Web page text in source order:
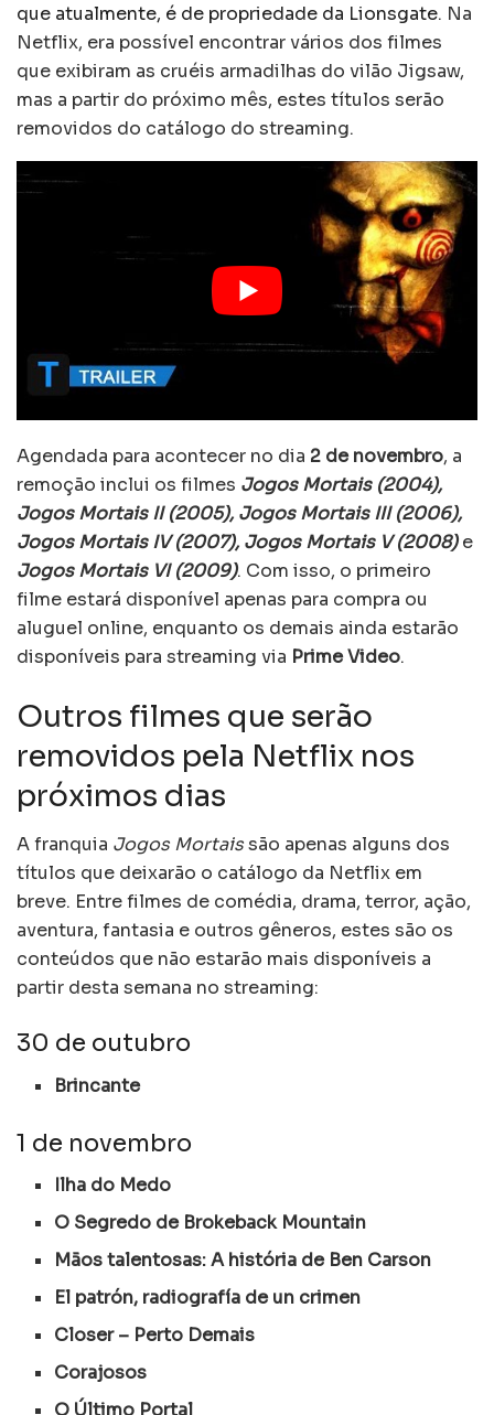
que atualmente, é de propriedade da Lionsgate. Na
Netflix, era possível encontrar vários dos filmes
que exibiram as cruéis armadilhas do vilão Jigsaw,
mas a partir do próximo mês, estes títulos serão
removidos do catálogo do streaming.
Agendada para acontecer no dia 2 de novembro, a
remoção inclui os filmes Jogos Mortais (2004),
Jogos Mortais II (2005), Jogos Mortais III (2006),
Jogos Mortais IV (2007), Jogos Mortais V (2008)e
Jogos Mortais VI (2009). Com isso, o primeiro
filme estará disponível apenas para compra ou
aluguel online, enquanto os demais ainda estarão
disponíveis para streaming via Prime Video.
Outros filmes que serão
removidos pela Netflix nos
próximos dias
A franquia Jogos Mortaissão apenas alguns dos
títulos que deixarão o catálogo da Netflix em
breve. Entre filmes de comédia, drama, terror, ação,
aventura, fantasia e outros gêneros, estes são os
conteúdos que não estarão mais disponíveis a
partir desta semana no streaming:
30 de outubro
Brincante
1 de novembro
Ilha do Medo
O Segredo de Brokeback Mountain
Mãos talentosas: A história de Ben Carson
El patrón, radiografía de un crimen
Closer – Perto Demais
Corajosos